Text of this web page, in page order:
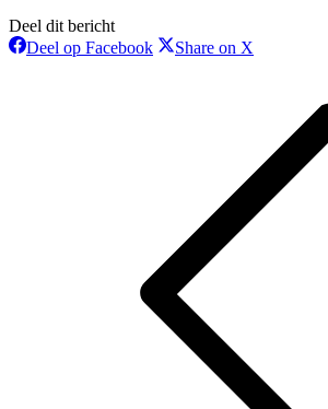
Deel dit bericht
Deel op FacebookDeelShare on X